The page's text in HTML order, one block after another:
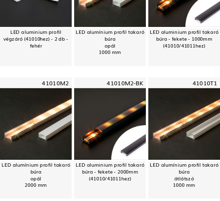
LED aluminium profil
végzáró (41010hez) - 2 db -
fehér
LED alumínium profil takaró
búra
opál
1000 mm
LED aluminium profil takaró
búra - fekete - 1000mm
(41010/41011hez)
41010M2
LED alumínium profil takaró
búra
opál
2000 mm
41010M2-BK
LED aluminium profil takaró
búra - fekete - 2000mm
(41010/41011hez)
41010T1
LED alumínium profil takaró
búra
átlátszó
1000 mm